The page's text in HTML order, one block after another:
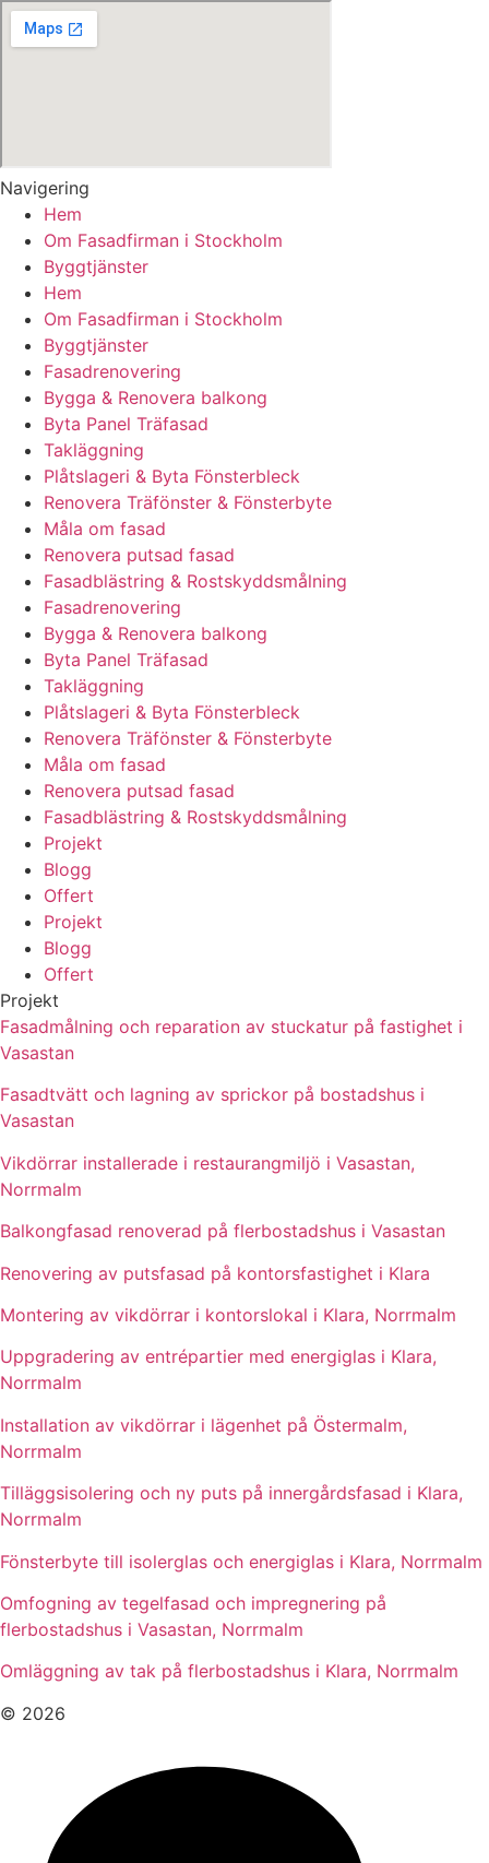
Navigering
Hem
Om Fasadfirman i Stockholm
Byggtjänster
Hem
Om Fasadfirman i Stockholm
Byggtjänster
Fasadrenovering
Bygga & Renovera balkong
Byta Panel Träfasad
Takläggning
Plåtslageri & Byta Fönsterbleck
Renovera Träfönster & Fönsterbyte
Måla om fasad
Renovera putsad fasad
Fasadblästring & Rostskyddsmålning
Fasadrenovering
Bygga & Renovera balkong
Byta Panel Träfasad
Takläggning
Plåtslageri & Byta Fönsterbleck
Renovera Träfönster & Fönsterbyte
Måla om fasad
Renovera putsad fasad
Fasadblästring & Rostskyddsmålning
Projekt
Blogg
Offert
Projekt
Blogg
Offert
Projekt
Fasadmålning och reparation av stuckatur på fastighet i
Vasastan
Fasadtvätt och lagning av sprickor på bostadshus i
Vasastan
Vikdörrar installerade i restaurangmiljö i Vasastan,
Norrmalm
Balkongfasad renoverad på flerbostadshus i Vasastan
Renovering av putsfasad på kontorsfastighet i Klara
Montering av vikdörrar i kontorslokal i Klara, Norrmalm
Uppgradering av entrépartier med energiglas i Klara,
Norrmalm
Installation av vikdörrar i lägenhet på Östermalm,
Norrmalm
Tilläggsisolering och ny puts på innergårdsfasad i Klara,
Norrmalm
Fönsterbyte till isolerglas och energiglas i Klara, Norrmalm
Omfogning av tegelfasad och impregnering på
flerbostadshus i Vasastan, Norrmalm
Omläggning av tak på flerbostadshus i Klara, Norrmalm
© 2026